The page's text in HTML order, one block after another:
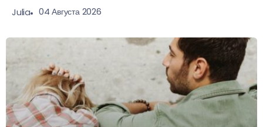
Julia 04 Августа 2026